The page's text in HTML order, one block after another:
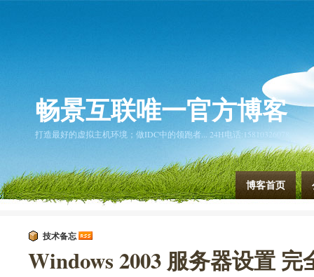
畅景互联唯一官方博客
打造最好的虚拟主机环境；做IDC中的领跑者... 24H电话:15810326078
博客首页
技术备忘
Windows 2003 服务器设置 完